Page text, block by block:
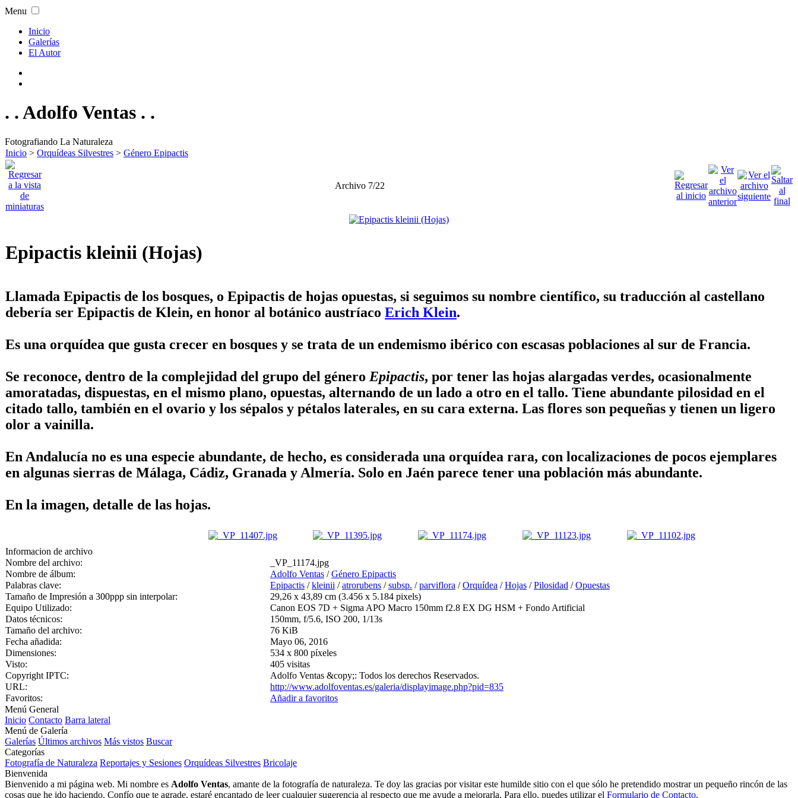
Menu
Inicio
Galerías
El Autor
. . Adolfo Ventas . .
Fotografiando La Naturaleza
Inicio > Orquídeas Silvestres > Género Epipactis
Archivo 7/22
Epipactis kleinii (Hojas)
Llamada Epipactis de los bosques, o Epipactis de hojas opuestas, si seguimos su nombre científico, su traducción al castellano
debería ser Epipactis de Klein, en honor al botánico austríaco Erich Klein.
Es una orquídea que gusta crecer en bosques y se trata de un endemismo ibérico con escasas poblaciones al sur de Francia.
Se reconoce, dentro de la complejidad del grupo del género Epipactis, por tener las hojas alargadas verdes, ocasionalmente
amoratadas, dispuestas, en el mismo plano, opuestas, alternando de un lado a otro en el tallo. Tiene abundante pilosidad en el
citado tallo, también en el ovario y los sépalos y pétalos laterales, en su cara externa. Las flores son pequeñas y tienen un ligero
olor a vainilla.
En Andalucía no es una especie abundante, de hecho, es considerada una orquídea rara, con localizaciones de pocos ejemplares
en algunas sierras de Málaga, Cádiz, Granada y Almería. Solo en Jaén parece tener una población más abundante.
En la imagen, detalle de las hojas.
Informacion de archivo
Nombre del archivo:
_VP_11174.jpg
Nombre de álbum:
Adolfo Ventas /Género Epipactis
Palabras clave:
Epipactis /kleinii /atrorubens /subsp. /parviflora /Orquídea /Hojas /Pilosidad /Opuestas
Tamaño de Impresión a 300ppp sin interpolar:
29,26 x 43,89 cm (3.456 x 5.184 pixels)
Equipo Utilizado:
Canon EOS 7D + Sigma APO Macro 150mm f2.8 EX DG HSM + Fondo Artificial
Datos técnicos:
150mm, f/5.6, ISO 200, 1/13s
Tamaño del archivo:
76 KiB
Fecha añadida:
Mayo 06, 2016
Dimensiones:
534 x 800 píxeles
Visto:
405 visitas
Copyright IPTC:
Adolfo Ventas &copy;: Todos los derechos Reservados.
URL:
http://www.adolfoventas.es/galeria/displayimage.php?pid=835
Favoritos:
Añadir a favoritos
Menú General
Inicio Contacto Barra lateral
Menú de Galería
Galerías Últimos archivos Más vistos Buscar
Categorías
Fotografía de Naturaleza Reportajes y Sesiones Orquídeas Silvestres Bricolaje
Bienvenida
Bienvenido a mi página web. Mi nombre es Adolfo Ventas, amante de la fotografía de naturaleza. Te doy las gracias por visitar este humilde sitio con el que sólo he pretendido mostrar un pequeño rincón de las
cosas que he ido haciendo. Confío que te agrade, estaré encantado de leer cualquier sugerencia al respecto que me ayude a mejorarla. Para ello, puedes utilizar el Formulario de Contacto.